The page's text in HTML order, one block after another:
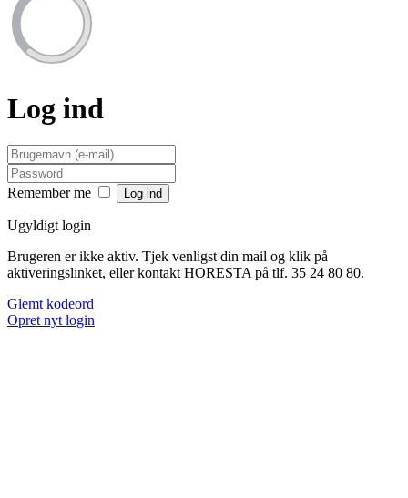
Log ind
Remember me
Ugyldigt login
Brugeren er ikke aktiv. Tjek venligst din mail og klik på
aktiveringslinket, eller kontakt HORESTA på tlf. 35 24 80 80.
Glemt kodeord
Opret nyt login